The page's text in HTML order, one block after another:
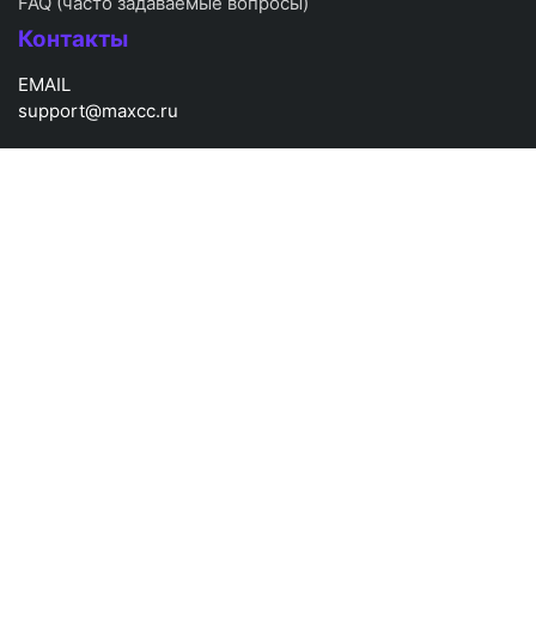
Контакты
EMAIL
support@maxcc.ru